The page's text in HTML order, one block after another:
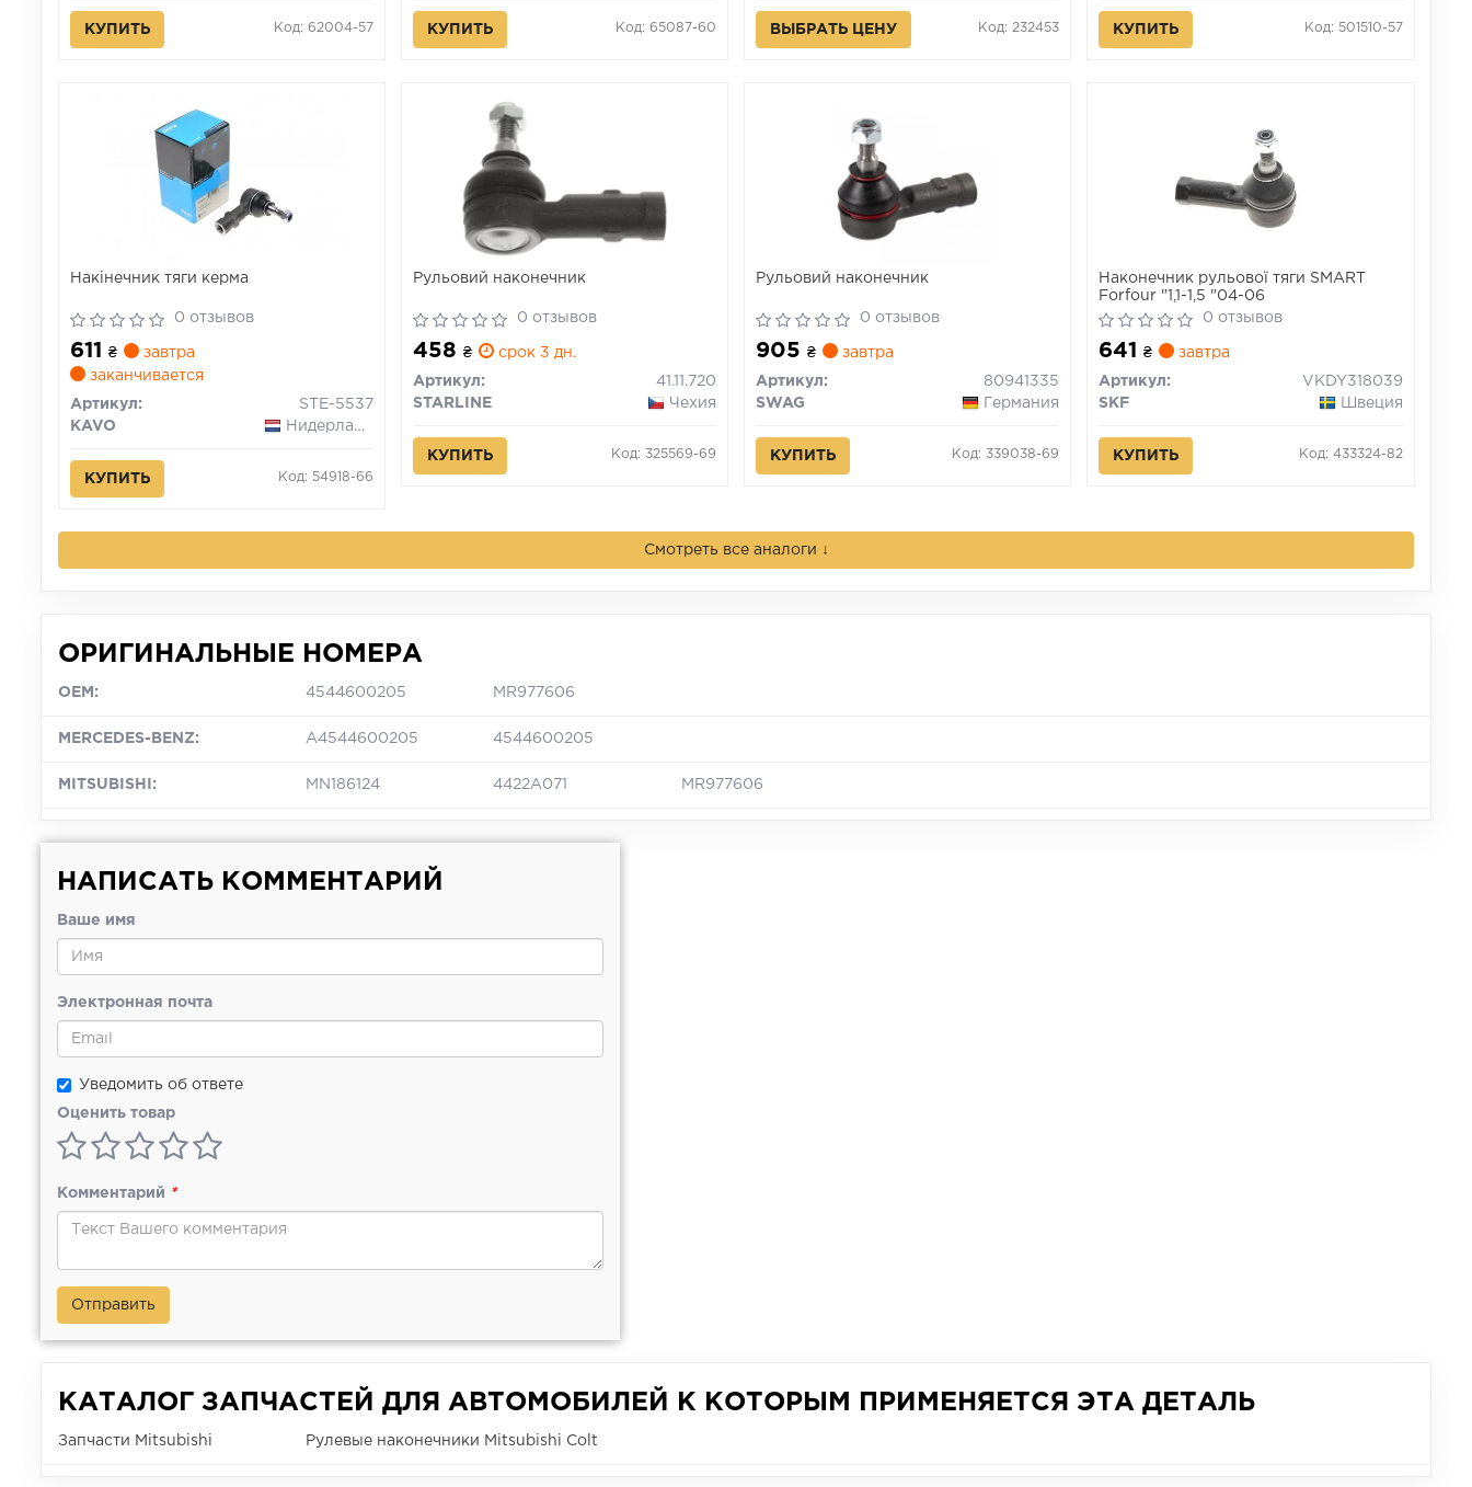
КУПИТЬ Код: 62004-57 КУПИТЬ Код: 65087-60 ВЫБРАТЬ ЦЕНУ Код: 232453 КУПИТЬ Код: 501510-57
Накінечник тяги керма
0 отзывов
611 ₴
завтра
заканчивается
Артикул:
STE-5537
KAVO
Нидерланды
КУПИТЬ Код: 54918-66
Рульовий наконечник
0 отзывов
458 ₴ срок 3 дн.
Артикул:
41.11.720
STARLINE
Чехия
КУПИТЬ Код: 325569-69
Рульовий наконечник
0 отзывов
905 ₴ завтра
Артикул:
80941335
SWAG
Германия
КУПИТЬ Код: 339038-69
Наконечник рульової тяги SMART
Forfour "1,1-1,5 "04-06
0 отзывов
641₴ завтра
Артикул:
VKDY318039
SKF
Швеция
КУПИТЬ Код: 433324-82
Смотреть все аналоги ↓
ОРИГИНАЛЬНЫЕ НОМЕРА
OEM: 4544600205 MR977606
MERCEDES-BENZ: A4544600205 4544600205
MITSUBISHI: MN186124 4422A071 MR977606
НАПИСАТЬ КОММЕНТАРИЙ
Ваше имя
Электронная почта
Уведомить об ответе
Оценить товар
Комментарий *
Отправить
КАТАЛОГ ЗАПЧАСТЕЙ ДЛЯ АВТОМОБИЛЕЙ К КОТОРЫМ ПРИМЕНЯЕТСЯ ЭТА ДЕТАЛЬ
Запчасти Mitsubishi Рулевые наконечники Mitsubishi Colt